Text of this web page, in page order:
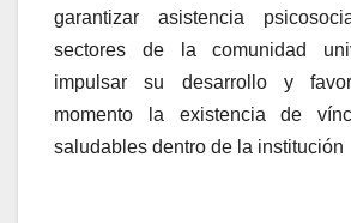
garantizar asistencia
sectores de la comunidad
impulsar su desarrollo y
momento la existencia de
saludables dentro de la institución